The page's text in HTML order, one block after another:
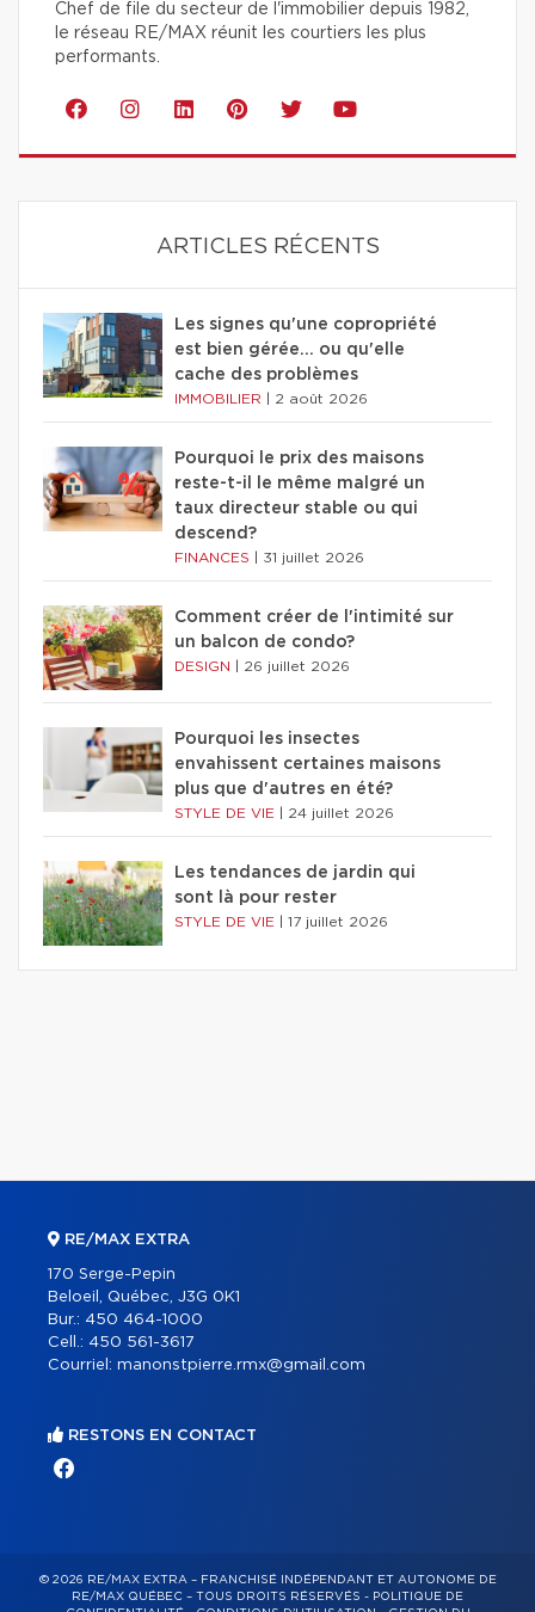
Chef de file du secteur de l'immobilier depuis 1982,
le réseau RE/MAX réunit les courtiers les plus
performants.
ARTICLES RÉCENTS
Les signes qu'une copropriété
est bien gérée… ou qu'elle
cache des problèmes
IMMOBILIER 2 août 2026
Pourquoi le prix des maisons
reste-t-il le même malgré un
taux directeur stable ou qui
descend?
FINANCES 31 juillet 2026
Comment créer de l'intimité sur
un balcon de condo?
DESIGN 26 juillet 2026
Pourquoi les insectes
envahissent certaines maisons
plus que d'autres en été?
STYLE DE VIE 24 juillet 2026
Les tendances de jardin qui
sont là pour rester
STYLE DE VIE 17 juillet 2026
RE/MAX EXTRA
170 Serge-Pepin
Beloeil, Québec, J3G 0K1
Bur.: 450 464-1000
Cell.: 450 561-3617
Courriel: manonstpierre.rmx@gmail.com
RESTONS EN CONTACT
© 2026 RE/MAX EXTRA – FRANCHISÉ INDÉPENDANT ET AUTONOME DE
RE/MAX QUÉBEC – TOUS DROITS RÉSERVÉS - POLITIQUE DE